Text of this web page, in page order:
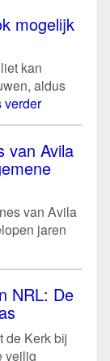
mogelijk
kan
aldus
verder
van Avila
van Avila
jaren
NRL: De
de Kerk bij
veilig